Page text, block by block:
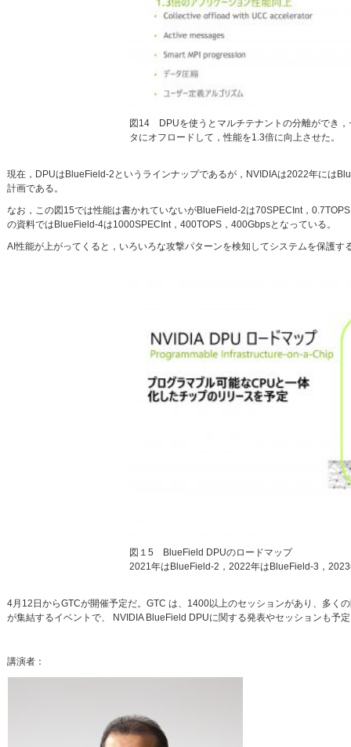
図14 DPUを使うとマルチテナントの分離ができ
タにオフロードして，性能を1.3倍に向上させた。
現在，DPUはBlueField-2というラインナップであるが，NVIDIAは2022年には
計画である。
なお，この図15では性能は書かれていないがBlueField-2は70SPECInt，
の資料ではBlueField-4は1000SPECInt，400TOPS，400Gbpsとなっている。
AI性能が上がってくると，いろいろな攻撃パターンを検知してシステムを保護す
図１5 BlueField DPUのロードマップ
2021年はBlueField-2，2022年はBlueField-3，
4月12日からGTCが開催予定だ。GTC は、1400以上のセッションがあり、多く
が集結するイベントで、 NVIDIA BlueField DPUに関する発表やセッションも予
講演者：